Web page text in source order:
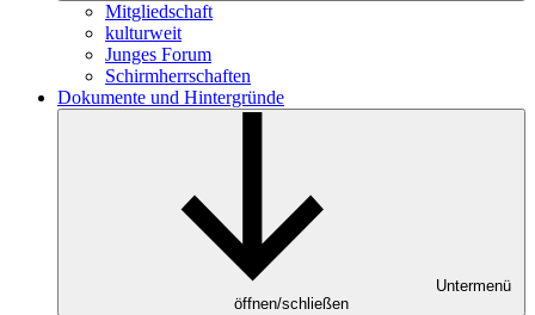
Mitgliedschaft
kulturweit
Junges Forum
Schirmherrschaften
Dokumente und Hintergründe
Untermenü
öffnen/schließen